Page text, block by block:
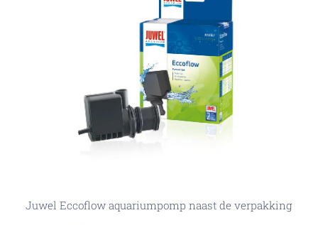
Juwel Eccoflow aquariumpomp naast de verpakking
Juwel Eccoflow aquariumpomp
Juwel Eccoflow aquariumpomp installatiemogelijkheden
Juwel Eccoflow aquariumpomp onderdelen
Juwel Eccoflow impeller installatie